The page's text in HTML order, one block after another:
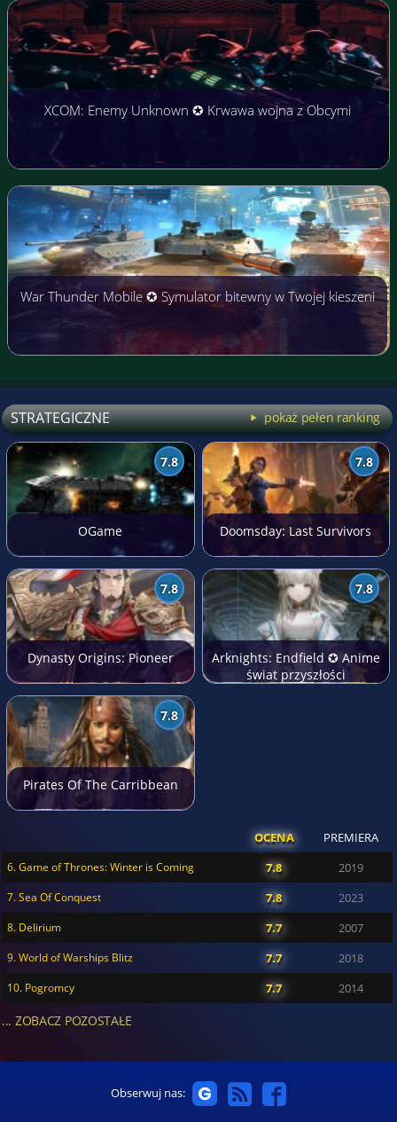
XCOM: Enemy Unknown ✪ Krwawa wojna z Obcymi
War Thunder Mobile ✪ Symulator bitewny w Twojej kieszeni
STRATEGICZNE pokaż pełen ranking
7.8
OGame
7.8
Doomsday: Last Survivors
7.8
Dynasty Origins: Pioneer
7.8
Arknights: Endfield ✪ Anime
świat przyszłości
7.8
Pirates Of The Carribbean
OCENA PREMIERA
6. Game of Thrones: Winter is Coming 7.8 2019
7. Sea Of Conquest 7.8 2023
8. Delirium 7.7 2007
9. World of Warships Blitz 7.7 2018
10. Pogromcy 7.7 2014
... ZOBACZ POZOSTAŁE
Obserwuj nas: